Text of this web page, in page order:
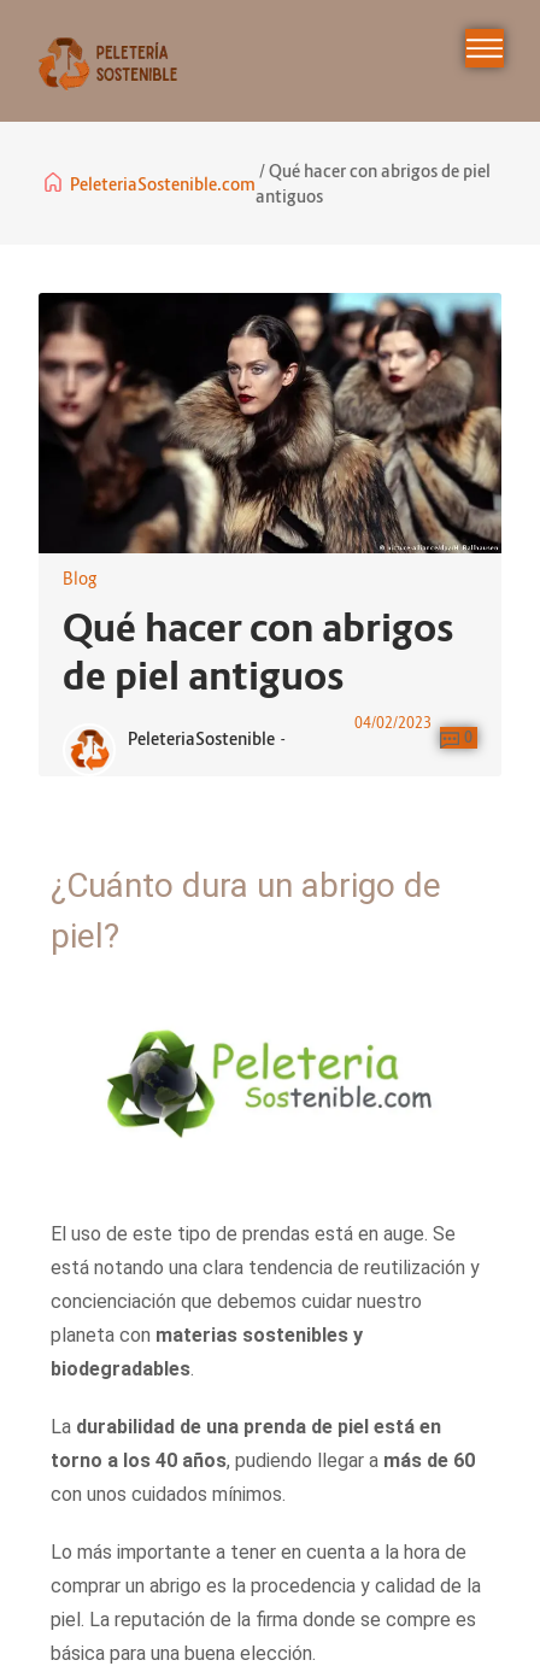
PeleteriaSostenible.com
Qué hacer con abrigos de piel
antiguos
Blog
Qué hacer con abrigos
de piel antiguos
PeleteriaSostenible -
04/02/2023
0
¿Cuánto dura un abrigo de
piel?
El uso de este tipo de prendas está en auge. Se
está notando una clara tendencia de reutilización y
concienciación que debemos cuidar nuestro
planeta con materias sostenibles y
biodegradables.
La durabilidad de una prenda de piel está en
torno a los 40 años, pudiendo llegar a más de 60
con unos cuidados mínimos.
Lo más importante a tener en cuenta a la hora de
comprar un abrigo es la procedencia y calidad de la
piel. La reputación de la firma donde se compre es
básica para una buena elección.